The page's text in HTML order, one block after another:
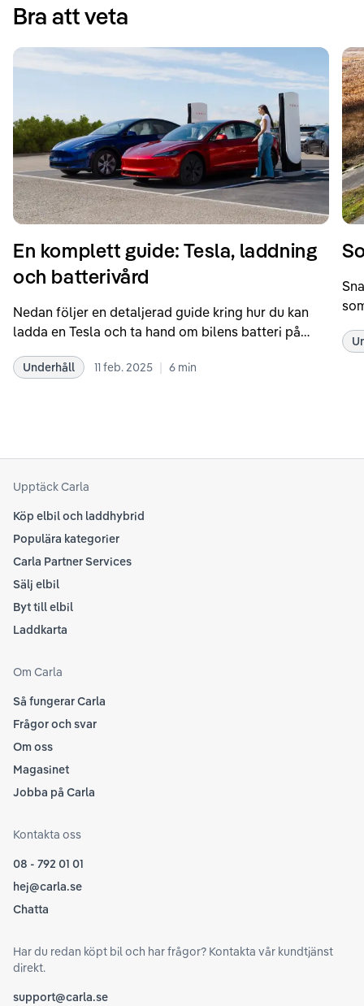
Bra att veta
En komplett guide: Tesla, laddning
och batterivård
Nedan följer en detaljerad guide kring hur du kan
ladda en Tesla och ta hand om bilens batteri på
rekommendationer samt våra egna erfarenheter
Underhåll 11 feb. 2025 | 6 min
att
Upptäck Carla
Köp elbil och laddhybrid
Populära kategorier
Carla Partner Services
Sälj elbil
Byt till elbil
Laddkarta
Om Carla
Så fungerar Carla
Frågor och svar
Om oss
Magasinet
Jobba på Carla
Kontakta oss
08 - 792 01 01
hej@carla.se
Chatta
Har du redan köpt bil och har frågor? Kontakta vår kundtjänst
direkt.
support@carla.se